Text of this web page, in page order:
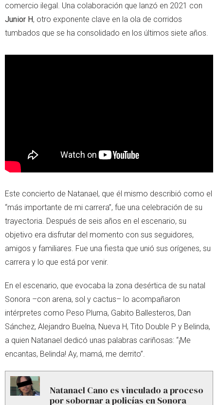
comercio ilegal. Una colaboración que lanzó en 2021 con
Junior H, otro exponente clave en la ola de corridos
tumbados que se ha consolidado en los últimos siete años.
Este concierto de Natanael, que él mismo describió como el
“más importante de mi carrera”, fue una celebración de su
trayectoria. Después de seis años en el escenario, su
objetivo era disfrutar del momento con sus seguidores,
amigos y familiares. Fue una fiesta que unió sus orígenes, su
carrera y lo que está por venir.
En el escenario, que evocaba la zona desértica de su natal
Sonora –con arena, sol y cactus– lo acompañaron
intérpretes como Peso Pluma, Gabito Ballesteros, Dan
Sánchez, Alejandro Buelna, Nueva H, Tito Double P y Belinda,
a quien Natanael dedicó unas palabras cariñosas: “¡Me
encantas, Belinda! Ay, mamá, me derrito”.
Natanael Cano es vinculado a proceso
por sobornar a policías en Sonora